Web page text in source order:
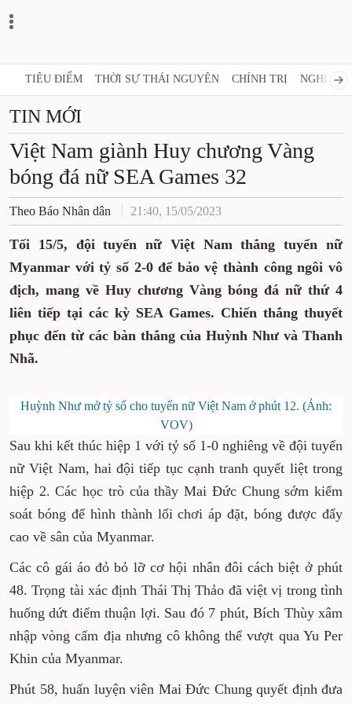
TIÊU ĐIỂM THỜI SỰ THÁI NGUYÊN CHÍNH TRỊ NGHỊ
TIN MỚI
Việt Nam giành Huy chương Vàng
bóng đá nữ SEA Games 32
Theo Báo Nhân dân 21:40, 15/05/2023
Tối 15/5, đội tuyển nữ Việt Nam thắng tuyển nữ
Myanmar với tỷ số 2-0 để bảo vệ thành công ngôi vô
địch, mang về Huy chương Vàng bóng đá nữ thứ 4
liên tiếp tại các kỳ SEA Games. Chiến thắng thuyết
phục đến từ các bàn thắng của Huỳnh Như và Thanh
Nhã.
Huỳnh Như mở tỷ số cho tuyển nữ Việt Nam ở phút 12. (Ảnh:
VOV)
Sau khi kết thúc hiệp 1 với tỷ số 1-0 nghiêng về đội tuyển
nữ Việt Nam, hai đội tiếp tục cạnh tranh quyết liệt trong
hiệp 2. Các học trò của thầy Mai Đức Chung sớm kiểm
soát bóng để hình thành lối chơi áp đặt, bóng được đẩy
cao về sân của Myanmar.
Các cô gái áo đỏ bỏ lỡ cơ hội nhân đôi cách biệt ở phút
48. Trọng tài xác định Thái Thị Thảo đã việt vị trong tình
huống dứt điểm thuận lợi. Sau đó 7 phút, Bích Thùy xâm
nhập vòng cấm địa nhưng cô không thể vượt qua Yu Per
Khin của Myanmar.
Phút 58, huấn luyện viên Mai Đức Chung quyết định đưa